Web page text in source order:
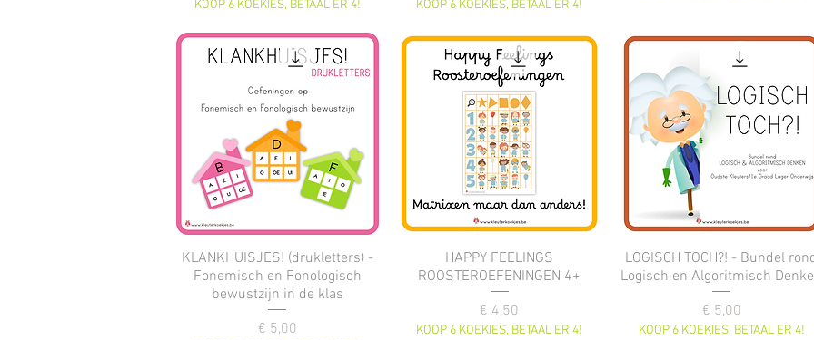
KOOP 6 KOEKIES, BETAAL ER 4! KOOP 6 KOEKIES, BETAAL ER 4!
KLANKHUISJES! (drukletters) -
Fonemisch en Fonologisch
bewustzijn in de klas
Prijs
€ 5,00
HAPPY FEELINGS
ROOSTEROEFENINGEN 4+
Prijs
€ 4,50
KOOP 6 KOEKIES, BETAAL ER 4!
LOGISCH TOCH?! - Bundel
Logisch en Algoritmisch
Prijs
€ 5,00
KOOP 6 KOEKIES, BETAAL ER 4!